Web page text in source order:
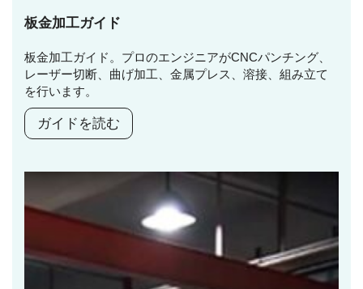
板金加工ガイド
板金加工ガイド。プロのエンジニアがCNCパンチング、
レーザー切断、曲げ加工、金属プレス、溶接、組み立て
を行います。
ガイドを読む